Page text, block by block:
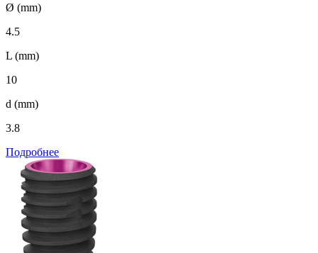
Ø (mm)
4.5
L (mm)
10
d (mm)
3.8
Подробнее